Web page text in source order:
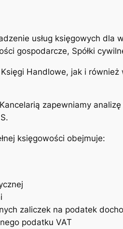
usług księgowych dla
gospodarcze, Spółki
Handlowe, jak i
zapewniamy
księgowości obejmuje:
zaliczek na podatek
podatku VAT